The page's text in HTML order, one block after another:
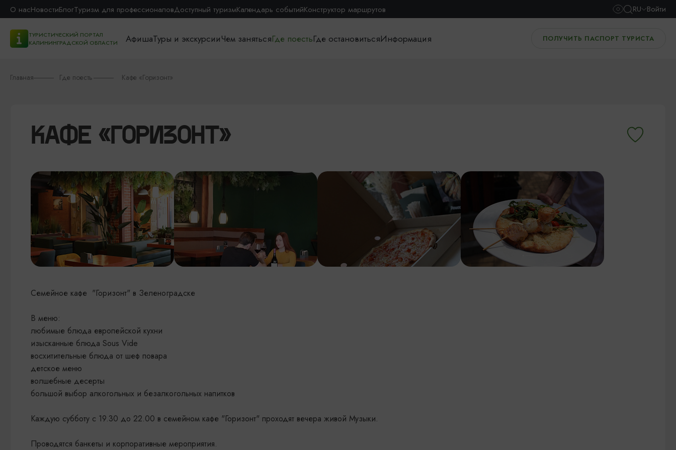
О насНовостиБлогТуризм для профессионаловДоступный туризмКалендарь событийКонструктор маршрутов RU Войти
ТУРИСТИЧЕСКИЙ ПОРТАЛ
КАЛИНИНГРАДСКОЙ ОБЛАСТИ
АфишаТуры и экскурсииЧем занятьсяГде поестьГде остановитьсяИнформация ПОЛУЧИТЬ ПАСПОРТ ТУРИСТА
Главная Где поесть Кафе «Горизонт»
КАФЕ «ГОРИЗОНТ»
Семейное кафе "Горизонт" в Зеленоградске
В меню:
любимые блюда европейской кухни
изысканные блюда Sous Vide
восхитительные блюда от шеф повара
детское меню
волшебные десерты
большой выбор алкогольных и безалкогольных напитков
Каждую субботу с 19.30 до 22.00 в семейном кафе "Горизонт" проходят вечера живой Музыки.
Проводятся банкеты и корпоративные мероприятия.